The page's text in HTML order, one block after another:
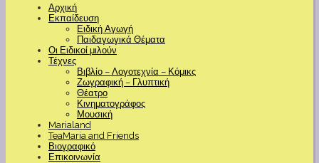
Αρχική
Εκπαίδευση
Ειδική Αγωγή
Παιδαγωγικά Θέματα
Οι Ειδικοί μιλούν
Τέχνες
Βιβλίο – Λογοτεχνία – Κόμικς
Ζωγραφική – Γλυπτική
Θέατρο
Κινηματογράφος
Μουσική
Marialand
TeaMaria and Friends
Βιογραφικό
Επικοινωνία